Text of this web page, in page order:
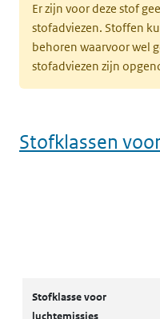
Er zijn voor deze stof
stofadviezen. Stoffen
behoren waarvoor wel
stofadviezen zijn
Stofklassen
Stofklasse voor
luchtemissies